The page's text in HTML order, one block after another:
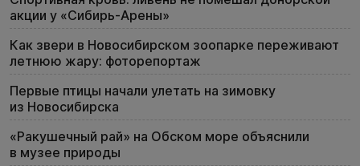
акции у «Сибирь-Арены»
Как звери в Новосибирском зоопарке переживают
летнюю жару: фоторепортаж
Первые птицы начали улетать на зимовку
из Новосибирска
«Ракушечный рай» на Обском море объяснили
в музее природы